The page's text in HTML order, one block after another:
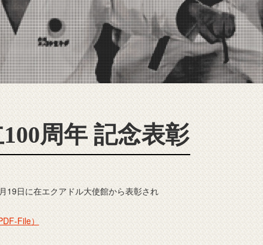
周年 記念表彰
19日に在エクアドル大使館から表彰され
File）